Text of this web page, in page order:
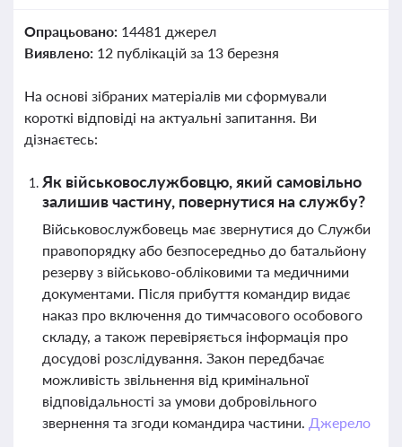
Опрацьовано: 14481 джерел
Виявлено: 12 публікацій за 13 березня
На основі зібраних матеріалів ми сформували
короткі відповіді на актуальні запитання. Ви
дізнаєтесь:
Як військовослужбовцю, який самовільно
залишив частину, повернутися на службу?
Військовослужбовець має звернутися до Служби
правопорядку або безпосередньо до батальйону
резерву з військово-обліковими та медичними
документами. Після прибуття командир видає
наказ про включення до тимчасового особового
складу, а також перевіряється інформація про
досудові розслідування. Закон передбачає
можливість звільнення від кримінальної
відповідальності за умови добровільного
звернення та згоди командира частини. Джерело